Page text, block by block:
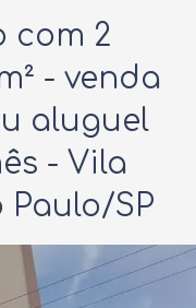
com 2
- venda
aluguel
- Vila
Paulo/SP